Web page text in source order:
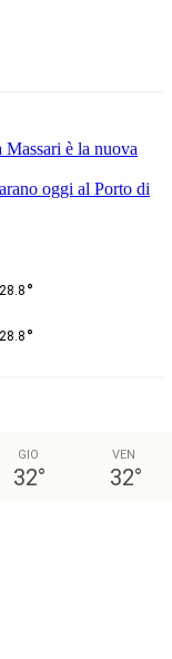
è la nuova
oggi al Porto di
28.8 °
28.8 °
GIO
32°
VEN
32°